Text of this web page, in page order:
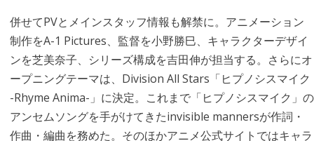
併せてPVとメインスタッフ情報も解禁に。アニメーション
制作をA-1 Pictures、監督を小野勝巳、キャラクターデザイ
ンを芝美奈子、シリーズ構成を吉田伸が担当する。さらにオ
ープニングテーマは、Division All Stars「ヒプノシスマイク
-Rhyme Anima-」に決定。これまで「ヒプノシスマイク」の
アンセムソングを手がけてきたinvisible mannersが作詞・
作曲・編曲を務めた。そのほかアニメ公式サイトではキャラ